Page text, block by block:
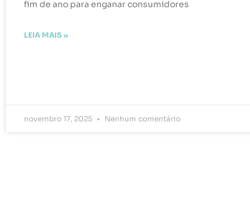
fim de ano para enganar consumidores
LEIA MAIS »
novembro 17, 2025 Nenhum comentário